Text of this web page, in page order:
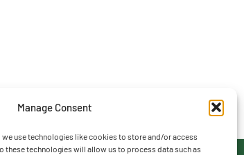
Manage Consent
use technologies like cookies to store and/or access
these technologies will allow us to process data such as